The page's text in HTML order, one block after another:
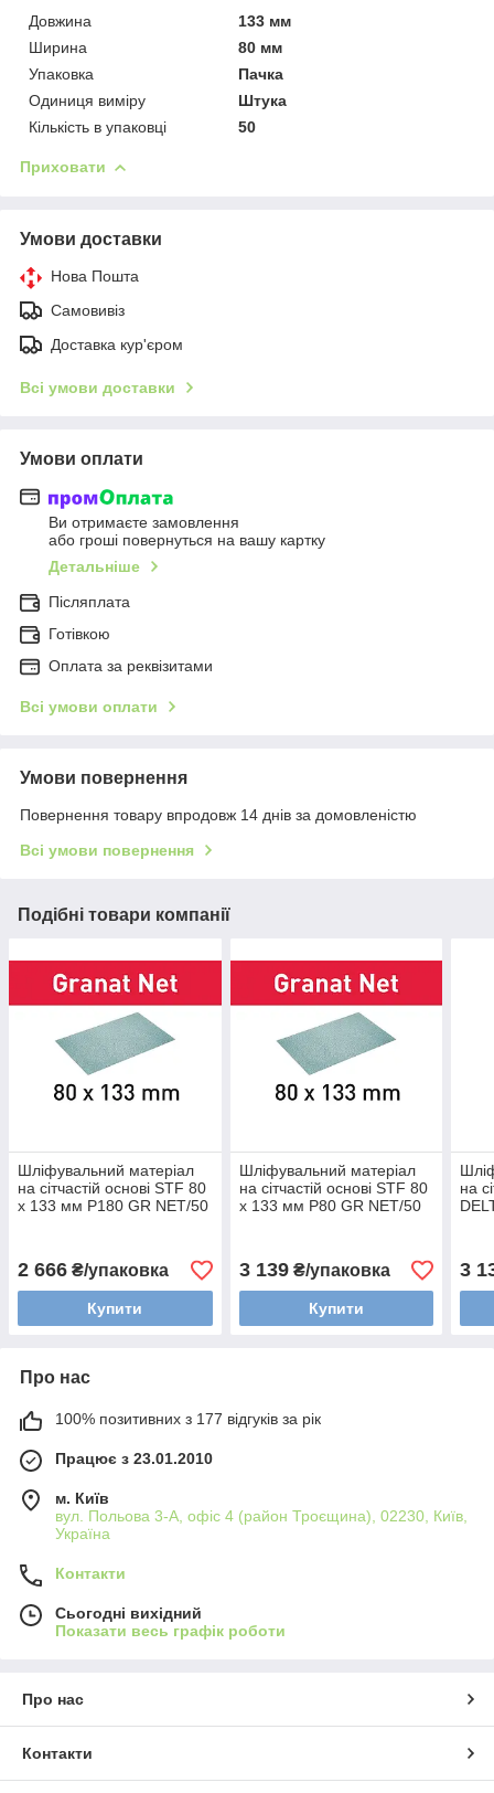
Довжина
133 мм
Ширина
80 мм
Упаковка
Пачка
Одиниця виміру
Штука
Кількість в упаковці
50
Приховати
Умови доставки
Нова Пошта
Самовивіз
Доставка кур'єром
Всі умови доставки
Умови оплати
Ви отримаєте замовлення
або гроші повернуться на вашу картку
Детальніше
Післяплата
Готівкою
Оплата за реквізитами
Всі умови оплати
Умови повернення
Повернення товару впродовж 14 днів за домовленістю
Всі умови повернення
Подібні товари компанії
Шліфувальний матеріал
на сітчастій основі STF 80
x 133 мм P180 GR NET/50
2 666 ₴/упаковка
Купити
Шліфувальний матеріал
на сітчастій основі STF 80
x 133 мм P80 GR NET/50
3 139₴/упаковка
Купити
на
3
Про нас
100% позитивних з 177 відгуків за рік
Працює з 23.01.2010
м. Київ
вул. Польова 3-А, офіс 4 (район Троєщина), 02230, Київ,
Україна
Контакти
Сьогодні вихідний
Показати весь графік роботи
Про нас
Контакти